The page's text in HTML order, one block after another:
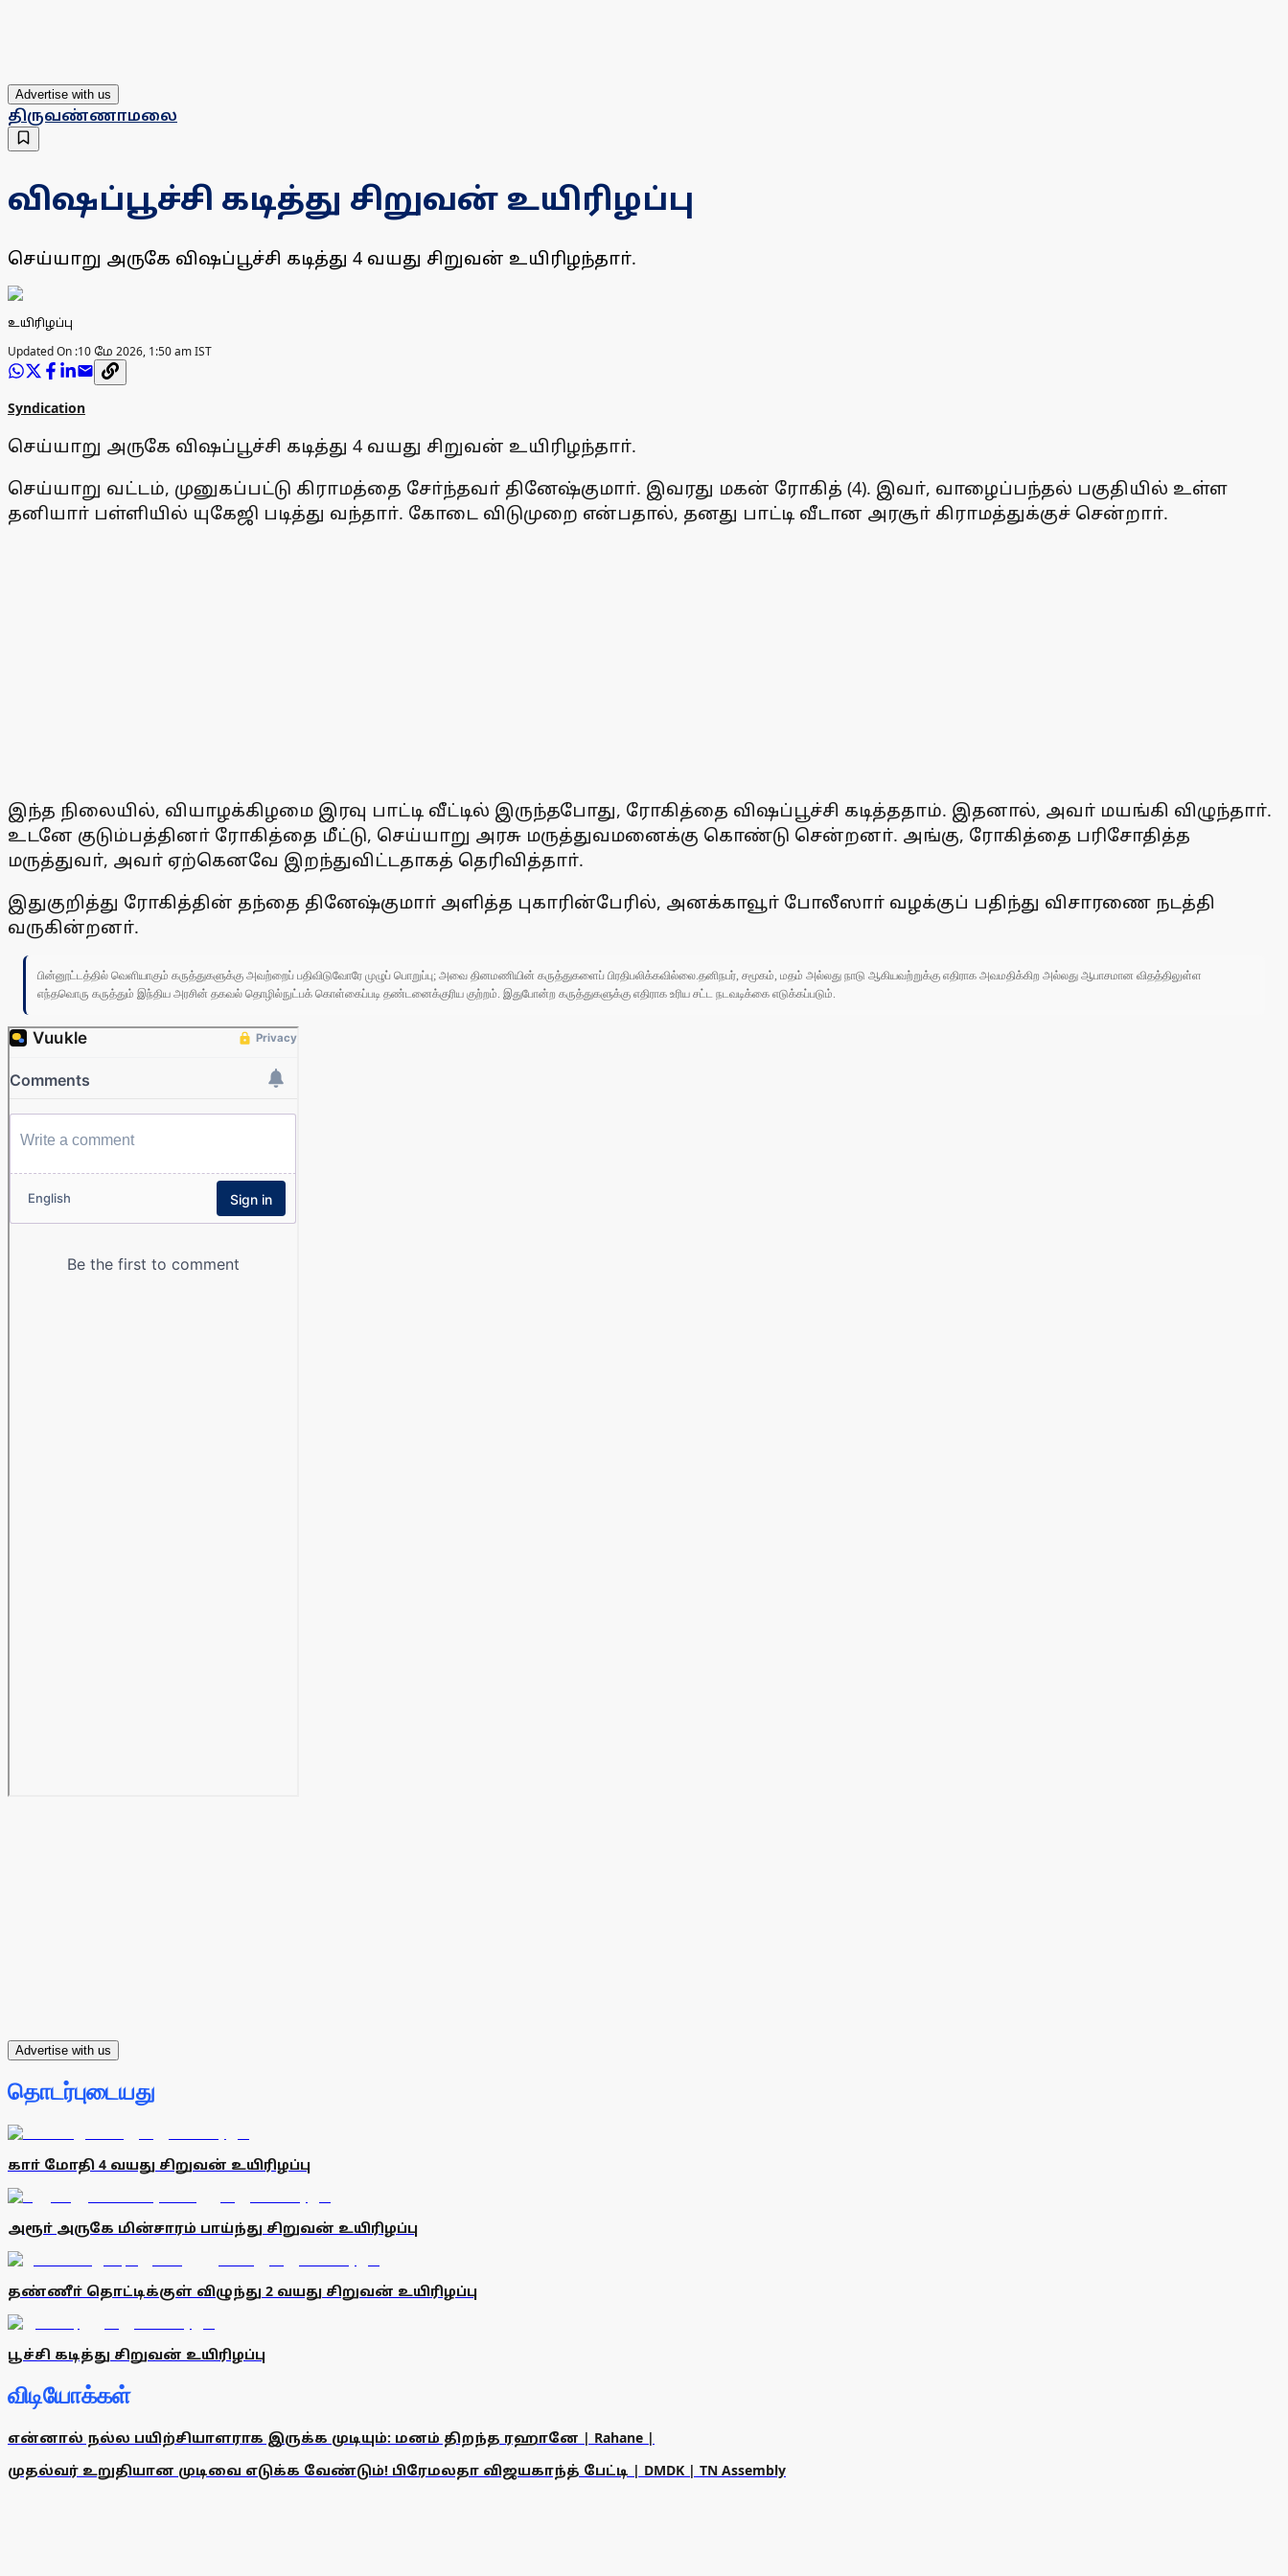
Advertise with us
திருவண்ணாமலை
விஷப்பூச்சி கடித்து சிறுவன் உயிரிழப்பு
செய்யாறு அருகே விஷப்பூச்சி கடித்து 4 வயது சிறுவன் உயிரிழந்தாா்.
உயிரிழப்பு
Updated On :10 மே 2026, 1:50 am IST
Syndication
செய்யாறு அருகே விஷப்பூச்சி கடித்து 4 வயது சிறுவன் உயிரிழந்தாா்.
செய்யாறு வட்டம், முனுகப்பட்டு கிராமத்தை சோ்ந்தவா் தினேஷ்குமாா். இவரது மகன் ரோகித் (4). இவா், வாழைப்பந்தல் பகுதியில் உள்ள
தனியாா் பள்ளியில் யுகேஜி படித்து வந்தாா். கோடை விடுமுறை என்பதால், தனது பாட்டி வீடான அரசூா் கிராமத்துக்குச் சென்றாா்.
இந்த நிலையில், வியாழக்கிழமை இரவு பாட்டி வீட்டில் இருந்தபோது, ரோகித்தை விஷப்பூச்சி கடித்ததாம். இதனால், அவா் மயங்கி விழுந்தாா்.
உடனே குடும்பத்தினா் ரோகித்தை மீட்டு, செய்யாறு அரசு மருத்துவமனைக்கு கொண்டு சென்றனா். அங்கு, ரோகித்தை பரிசோதித்த
மருத்துவா், அவா் ஏற்கெனவே இறந்துவிட்டதாகத் தெரிவித்தாா்.
இதுகுறித்து ரோகித்தின் தந்தை தினேஷ்குமாா் அளித்த புகாரின்பேரில், அனக்காவூா் போலீஸாா் வழக்குப் பதிந்து விசாரணை நடத்தி
வருகின்றனா்.
பின்னூட்டத்தில் வெளியாகும் கருத்துகளுக்கு அவற்றைப் பதிவிடுவோரே முழுப் பொறுப்பு; அவை தினமணியின் கருத்துகளைப் பிரதிபலிக்கவில்லை.தனிநபர், சமூகம், மதம் அல்லது நாடு ஆகியவற்றுக்கு எதிராக அவமதிக்கிற அல்லது ஆபாசமான விதத்திலுள்ள
எந்தவொரு கருத்தும் இந்திய அரசின் தகவல் தொழில்நுட்பக் கொள்கைப்படி தண்டனைக்குரிய குற்றம். இதுபோன்ற கருத்துகளுக்கு எதிராக உரிய சட்ட நடவடிக்கை எடுக்கப்படும்.
Advertise with us
தொடர்புடையது
காா் மோதி 4 வயது சிறுவன் உயிரிழப்பு
அரூா் அருகே மின்சாரம் பாய்ந்து சிறுவன் உயிரிழப்பு
தண்ணீா் தொட்டிக்குள் விழுந்து 2 வயது சிறுவன் உயிரிழப்பு
பூச்சி கடித்து சிறுவன் உயிரிழப்பு
விடியோக்கள்
என்னால் நல்ல பயிற்சியாளராக இருக்க முடியும்: மனம் திறந்த ரஹானே | Rahane |
முதல்வர் உறுதியான முடிவை எடுக்க வேண்டும்! பிரேமலதா விஜயகாந்த் பேட்டி | DMDK | TN Assembly